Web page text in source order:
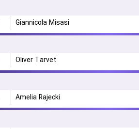
Giannicola Misasi
Oliver Tarvet
Amelia Rajecki